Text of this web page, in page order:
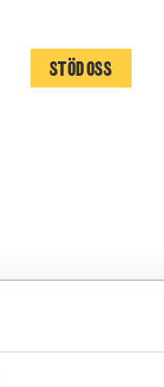
STÖD OSS